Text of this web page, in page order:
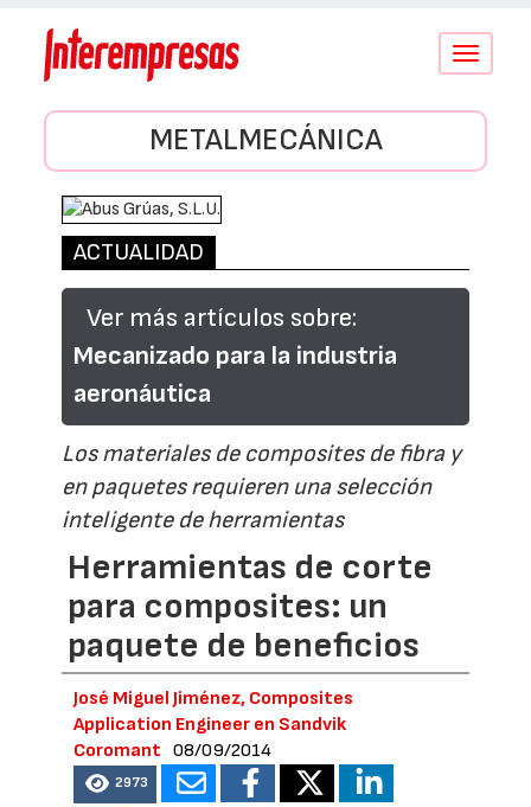
Conmutar
METALMECÁNICA
ACTUALIDAD
Ver más artículos sobre:
Mecanizado para la industria
aeronáutica
Los materiales de composites de fibra y
en paquetes requieren una selección
inteligente de herramientas
Herramientas de corte
para composites: un
paquete de beneficios
José Miguel Jiménez, Composites
Application Engineer en Sandvik
Coromant
08/09/2014
2973